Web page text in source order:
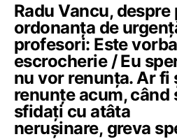
Radu Vancu,
ordonanța de
profesori: Este
escrocherie / Eu
nu vor renunța. Ar fi
renunțe acum,
sfidați cu atâta
nerușinare, greva